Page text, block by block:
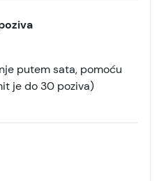
putem sata, pomoću
je do 30 poziva)